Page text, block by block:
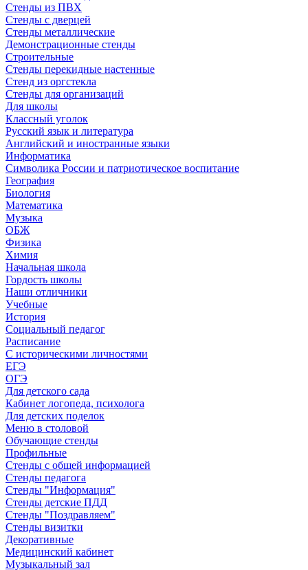
Стенды из ПВХ
Стенды с дверцей
Стенды металлические
Демонстрационные стенды
Строительные
Стенды перекидные настенные
Стенд из оргстекла
Стенды для организаций
Для школы
Классный уголок
Русский язык и литература
Английский и иностранные языки
Информатика
Символика России и патриотическое воспитание
География
Биология
Математика
Музыка
ОБЖ
Физика
Химия
Начальная школа
Гордость школы
Наши отличники
Учебные
История
Социальный педагог
Расписание
С историческими личностями
ЕГЭ
ОГЭ
Для детского сада
Кабинет логопеда, психолога
Для детских поделок
Меню в столовой
Обучающие стенды
Профильные
Стенды с общей информацией
Стенды педагога
Стенды "Информация"
Стенды детские ПДД
Стенды "Поздравляем"
Стенды визитки
Декоративные
Медицинский кабинет
Музыкальный зал